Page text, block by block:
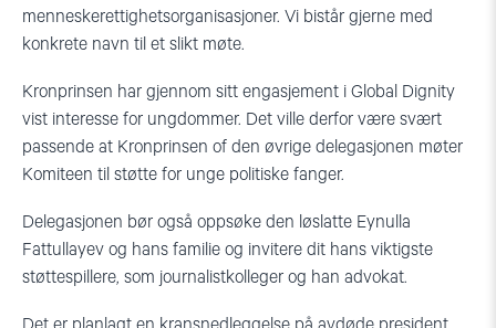
menneskerettighetsorganisasjoner. Vi bistår gjerne med
konkrete navn til et slikt møte.
Kronprinsen har gjennom sitt engasjement i Global Dignity
vist interesse for ungdommer. Det ville derfor være svært
passende at Kronprinsen of den øvrige delegasjonen møter
Komiteen til støtte for unge politiske fanger.
Delegasjonen bør også oppsøke den løslatte Eynulla
Fattullayev og hans familie og invitere dit hans viktigste
støttespillere, som journalistkolleger og han advokat.